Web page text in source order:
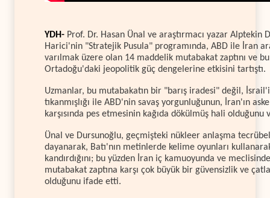
YDH- Prof. Dr. Hasan Ünal ve araştırmacı yazar Alptekin
Harici'nin "Stratejik Pusula" programında, ABD ile İran
varılmak üzere olan 14 maddelik mutabakat zaptını ve
Ortadoğu'daki jeopolitik güç dengelerine etkisini tartıştı.
Uzmanlar, bu mutabakatın bir "barış iradesi" değil,
tıkanmışlığı ile ABD'nin savaş yorgunluğunun, İran'ın
karşısında pes etmesinin kağıda dökülmüş hali olduğunu
Ünal ve Dursunoğlu, geçmişteki nükleer anlaşma
dayanarak, Batı'nın metinlerde kelime oyunları
kandırdığını; bu yüzden İran iç kamuoyunda ve
mutabakat zaptına karşı çok büyük bir güvensizlik ve
olduğunu ifade etti.